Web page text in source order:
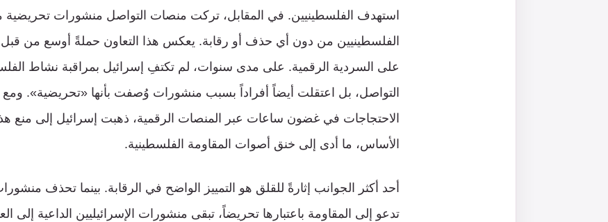
استهدف الفلسطينيين. في المقابل، تركت منصات التواصل منشورات تحريضية
الفلسطينيين من دون أي حذف أو رقابة. يعكس هذا التعاون حملةً أوسع من
على السردية الرقمية. على مدى سنوات، لم تكتفِ إسرائيل بمراقبة نشاط
التواصل، بل اعتقلت أيضاً أفراداً بسبب منشورات وُصفت بأنها «تحريضية». ومع
الاحتجاجات في غضون ساعات عبر المنصات الرقمية، ذهبت إسرائيل إلى منع
الأساس، ما أدى إلى خنق أصوات المقاومة الفلسطينية.
أحد أكثر الجوانب إثارةً للقلق هو التمييز الواضح في الرقابة. بينما تحذف
تدعو إلى المقاومة باعتبارها تحريضاً، تبقى منشورات الإسرائيليين الداعية إلى